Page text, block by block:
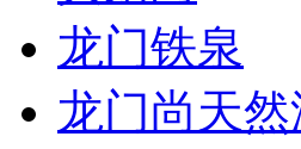
龙门铁泉
龙门尚天然